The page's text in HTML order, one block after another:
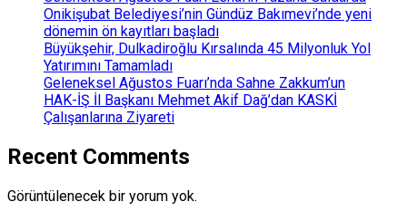
Onikişubat Belediyesi’nin Gündüz Bakımevi’nde yeni
dönemin ön kayıtları başladı
Büyükşehir, Dulkadiroğlu Kırsalında 45 Milyonluk Yol
Yatırımını Tamamladı
Geleneksel Ağustos Fuarı’nda Sahne Zakkum’un
HAK-İŞ İl Başkanı Mehmet Akif Dağ’dan KASKİ
Çalışanlarına Ziyareti
Recent Comments
Görüntülenecek bir yorum yok.